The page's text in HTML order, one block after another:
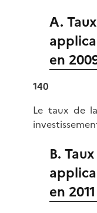
A.
en
140
Le taux de
B.
en 2011